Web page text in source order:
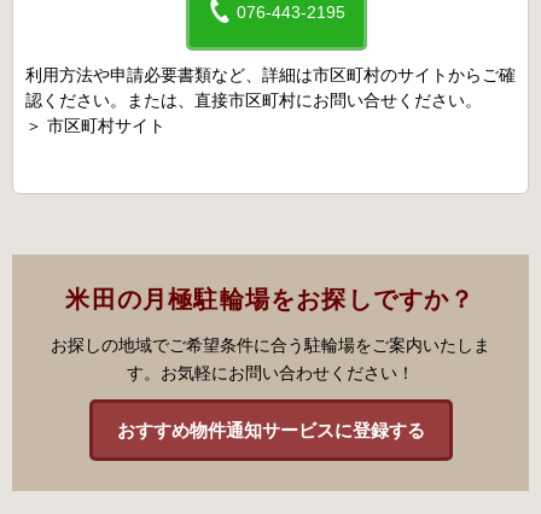
076-443-2195
利用方法や申請必要書類など、詳細は市区町村のサイトからご確
認ください。または、直接市区町村にお問い合せください。
＞ 市区町村サイト
米田の月極駐輪場をお探しですか？
お探しの地域でご希望条件に合う駐輪場をご案内いたしま
す。お気軽にお問い合わせください！
おすすめ物件通知サービスに登録する